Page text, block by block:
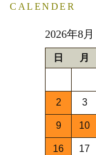
CALENDER
2026年8月
日 月
2 3
9 10
16 17